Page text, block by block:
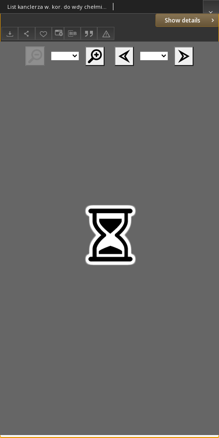
Show details
List kanclerza w. kor. do wdy chełmińskiego (przekreślony)